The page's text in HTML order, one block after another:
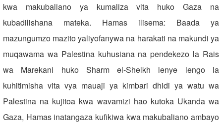
kwa makubaliano ya kumaliza vita huko Gaza na
kubadilishana mateka. Hamas ilisema: Baada ya
mazungumzo mazito yaliyofanywa na harakati na makundi ya
muqawama wa Palestina kuhusiana na pendekezo la Rais
wa Marekani huko Sharm el-Sheikh lenye lengo la
kuhitimisha vita vya mauaji ya kimbari dhidi ya watu wa
Palestina na kujitoa kwa wavamizi hao kutoka Ukanda wa
Gaza, Hamas inatangaza kufikiwa kwa makubaliano ambayo